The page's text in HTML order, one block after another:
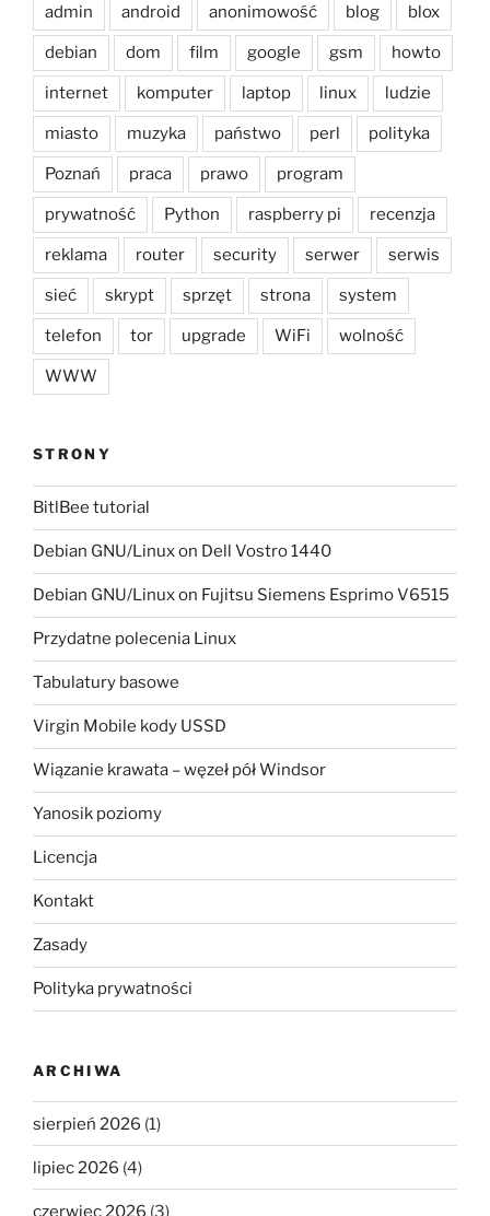
admin android anonimowość blog blox
debian dom film google gsm howto
internet komputer laptop linux ludzie
miasto muzyka państwo perl polityka
Poznań praca prawo program
prywatność Python raspberry pi recenzja
reklama router security serwer serwis
sieć skrypt sprzęt strona system
telefon tor upgrade WiFi wolność
WWW
STRONY
BitlBee tutorial
Debian GNU/Linux on Dell Vostro 1440
Debian GNU/Linux on Fujitsu Siemens Esprimo V6515
Przydatne polecenia Linux
Tabulatury basowe
Virgin Mobile kody USSD
Wiązanie krawata – węzeł pół Windsor
Yanosik poziomy
Licencja
Kontakt
Zasady
Polityka prywatności
ARCHIWA
sierpień 2026 (1)
lipiec 2026 (4)
czerwiec 2026 (3)